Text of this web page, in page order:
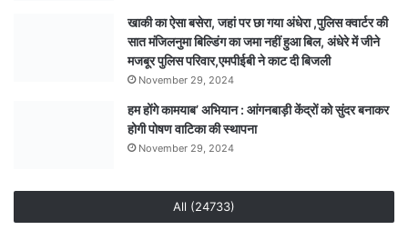
खाकी का ऐसा बसेरा, जहां पर छा गया अंधेरा ,पुलिस क्वार्टर की
सात मंजिलनुमा बिल्डिंग का जमा नहीं हुआ बिल, अंधेरे में जीने
मजबूर पुलिस परिवार,एमपीईबी ने काट दी बिजली
November 29, 2024
हम होंगे कामयाब’ अभियान : आंगनबाड़ी केंद्रों को सुंदर बनाकर
होगी पोषण वाटिका की स्थापना
November 29, 2024
All (24733)